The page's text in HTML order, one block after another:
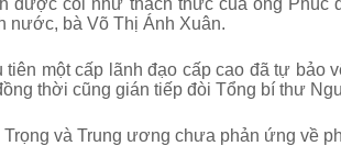
được coi như thách thức của ông Phúc
nước, bà Võ Thị Ánh Xuân.
tiên một cấp lãnh đạo cấp cao đã tự bảo
thời cũng gián tiếp đòi Tổng bí thư
Trọng và Trung ương chưa phản ứng về